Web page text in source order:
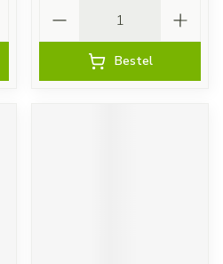
Bestel